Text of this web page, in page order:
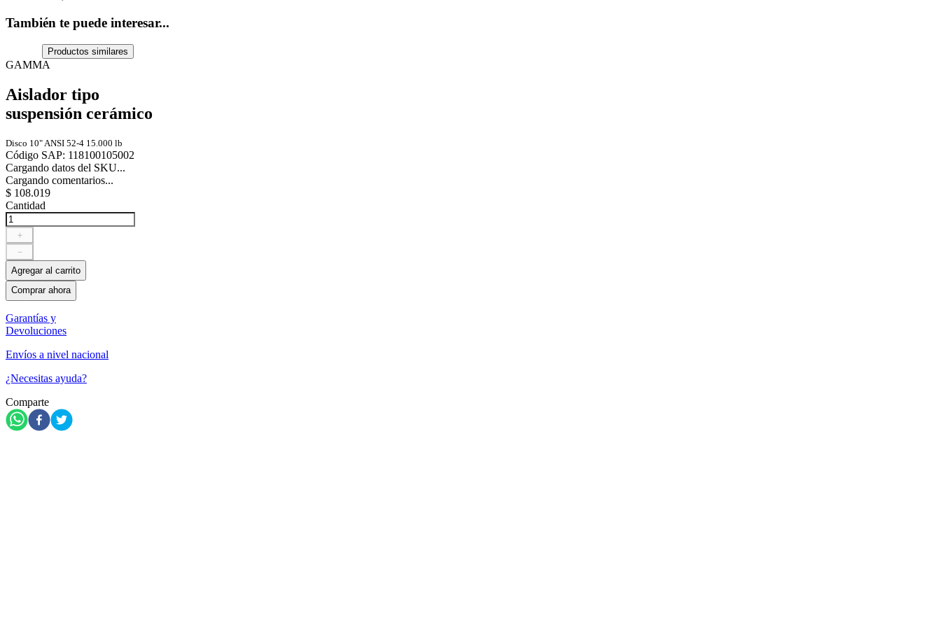
También te puede interesar...
Productos similares
GAMMA
Aislador tipo
suspensión cerámico
Disco 10" ANSI 52-4 15.000 lb
Código SAP: 118100105002
Cargando datos del SKU...
Cargando comentarios...
$ 108.019
Cantidad
＋
－
Agregar al carrito
Comprar ahora
Garantías y
Devoluciones
Envíos a nivel nacional
¿Necesitas ayuda?
Comparte